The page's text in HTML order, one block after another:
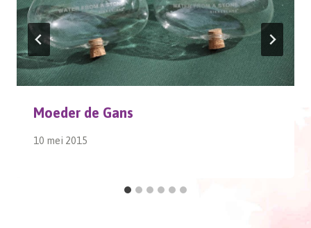
Moeder de Gans
10 mei 2015